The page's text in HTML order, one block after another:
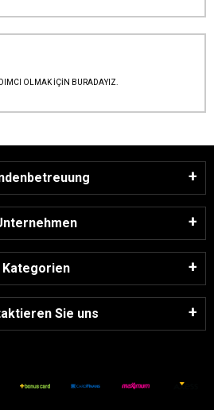
OLMAK İÇİN BURADAYIZ.
Kategorien
Sie uns